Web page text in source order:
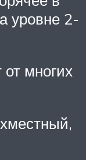
уровне 2-
от многих